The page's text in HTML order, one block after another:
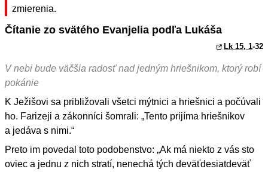
zmierenia.
Čítanie zo svätého Evanjelia podľa Lukáša
Lk 15, 1-32
V nebi bude väčšia radosť nad jedným hriešnikom, ktorý robí
pokánie
K Ježišovi sa približovali všetci mýtnici a hriešnici a počúvali
ho. Farizeji a zákonníci šomrali: „Tento prijíma hriešnikov
a jedáva s nimi.“
Preto im povedal toto podobenstvo: „Ak má niekto z vás sto
oviec a jednu z nich stratí, nenechá tých deväťdesiatdeväť